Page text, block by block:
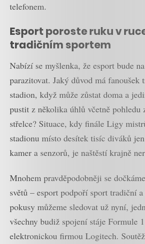
telefonem.
Esport poroste ruku v
tradičním sportem
Nabízí se myšlenka, že esport bude
parazitovat. Jaký důvod má fanoušek
stadion, když může zůstat doma a
pustit z několika úhlů včetně pohledu
střelce? Situace, kdy finále Ligy
stadionu místo desítek tisíc diváků
kamer a senzorů, je naštěstí krajně
Mnohem pravděpodobněji se
světů – esport podpoří sport tradiční
pokusy můžeme sledovat už nyní,
všechny budiž spojení stáje Formule
elektronickou firmou Logitech.